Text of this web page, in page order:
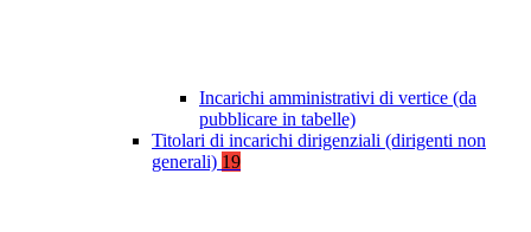
Incarichi amministrativi di vertice (da
pubblicare in tabelle)
Titolari di incarichi dirigenziali (dirigenti non
generali) 19